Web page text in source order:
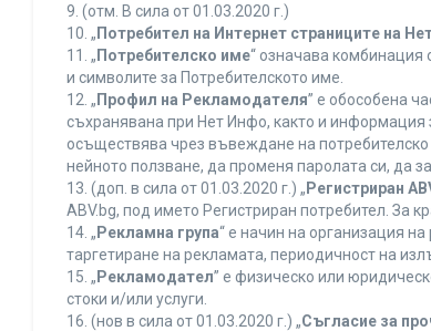
9. (отм. В сила от 01.03.2020 г.)
10. „ Потребител на Интернет страниците на
11. „ Потребителско име“ означава
и символите за Потребителското име.
12. „ Профил на Рекламодателя” е обособена
съхранявана при Нет Инфо, както и
осъществява чрез въвеждане на
нейното ползване, да променя паролата си, да
13. (доп. в сила от 01.03.2020 г.) „ Регистриран
ABV.bg, под името Регистриран потребител. За
14. „ Рекламна група“ е начин на организация
таргетиране на рекламата, периодичност на
15. „ Рекламодател” е физическо или
стоки и/или услуги.
16. (нов в сила от 01.03.2020 г.) „Съгласие за